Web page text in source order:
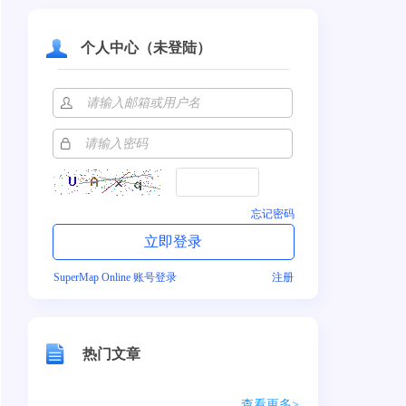
个人中心（未登陆）
忘记密码
SuperMap Online 账号登录 注册
热门文章